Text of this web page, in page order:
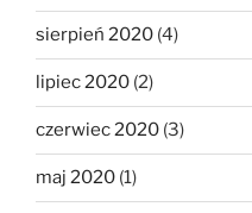
sierpień 2020 (4)
lipiec 2020 (2)
czerwiec 2020 (3)
maj 2020 (1)